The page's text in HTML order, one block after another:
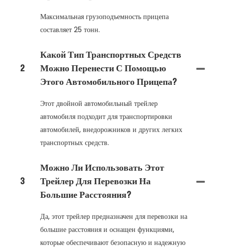
Максимальная грузоподъемность прицепа
составляет 25 тонн.
2
Какой Тип Транспортных Средств
Можно Перенести С Помощью
Этого Автомобильного Прицепа?
Этот двойной автомобильный трейлер
автомобиля подходит для транспортировки
автомобилей, внедорожников и других легких
транспортных средств.
3
Можно Ли Использовать Этот
Трейлер Для Перевозки На
Большие Расстояния?
Да, этот трейлер предназначен для перевозки на
большие расстояния и оснащен функциями,
которые обеспечивают безопасную и надежную